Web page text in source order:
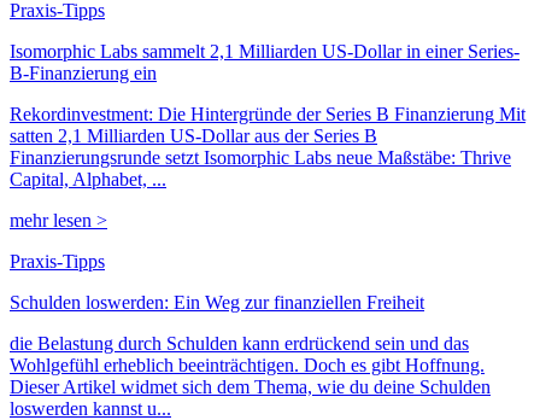
Praxis-Tipps
Isomorphic Labs sammelt 2,1 Milliarden US-Dollar in einer Series-
B-Finanzierung ein
Rekordinvestment: Die Hintergründe der Series B Finanzierung Mit
satten 2,1 Milliarden US-Dollar aus der Series B
Finanzierungsrunde setzt Isomorphic Labs neue Maßstäbe: Thrive
Capital, Alphabet, ...
mehr lesen >
Praxis-Tipps
Schulden loswerden: Ein Weg zur finanziellen Freiheit
die Belastung durch Schulden kann erdrückend sein und das
Wohlgefühl erheblich beeinträchtigen. Doch es gibt Hoffnung.
Dieser Artikel widmet sich dem Thema, wie du deine Schulden
loswerden kannst u...